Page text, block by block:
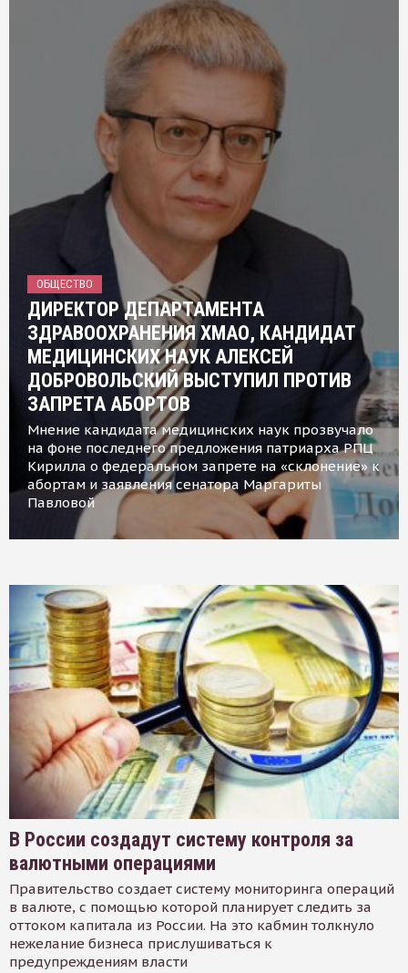
ОБЩЕСТВО
ДИРЕКТОР ДЕПАРТАМЕНТА
ЗДРАВООХРАНЕНИЯ ХМАО, КАНДИДАТ
МЕДИЦИНСКИХ НАУК АЛЕКСЕЙ
ДОБРОВОЛЬСКИЙ ВЫСТУПИЛ ПРОТИВ
ЗАПРЕТА АБОРТОВ
Мнение кандидата медицинских наук прозвучало
на фоне последнего предложения патриарха РПЦ
Кирилла о федеральном запрете на «склонение» к
абортам и заявления сенатора Маргариты
Павловой
В России создадут систему контроля за
валютными операциями
Правительство создает систему мониторинга операций
в валюте, с помощью которой планирует следить за
оттоком капитала из России. На это кабмин толкнуло
нежелание бизнеса прислушиваться к
предупреждениям власти